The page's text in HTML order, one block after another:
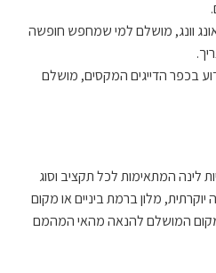
וונג, מושלם למי שמחפש חופשה
בכפר הדייגים המקסים, מושלם
לינה המתאימות לכל תקציב וסוג
מלון ברמת ביניים או מקום
המושלם להנאה מהאי המהמם